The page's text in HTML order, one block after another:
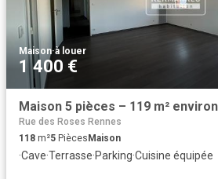
Maison·à louer
1 400 €
Rue des Roses Rennes
118 m²5 Pièces Maison
·Cave·Terrasse·Parking·Cuisine équipée